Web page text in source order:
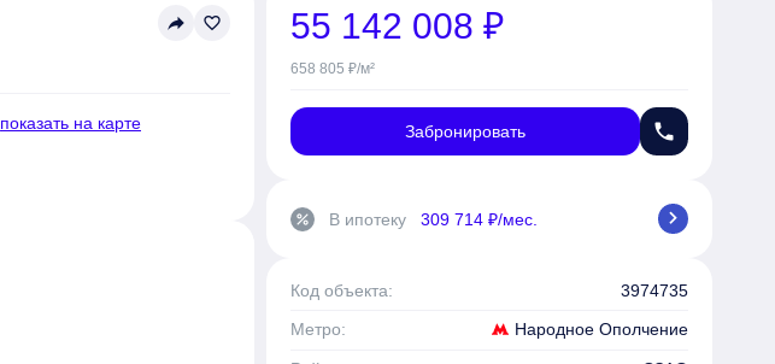
reply favorite_border
показать на карте
55 142 008 ₽
658 805 ₽/м²
Забронировать phone
percent В ипотеку 309 714 ₽/мес. chevron_right
Код объекта: 3974735
Метро: Народное Ополчение